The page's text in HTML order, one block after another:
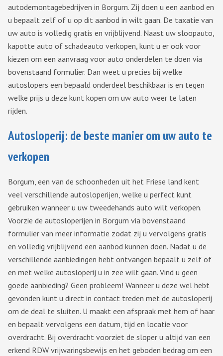
autodemontagebedrijven in Borgum. Zij doen u een aanbod en
u bepaalt zelf of u op dit aanbod in wilt gaan. De taxatie van
uw auto is volledig gratis en vrijblijvend. Naast uw sloopauto,
kapotte auto of schadeauto verkopen, kunt u er ook voor
kiezen om een aanvraag voor auto onderdelen te doen via
bovenstaand formulier. Dan weet u precies bij welke
autoslopers een bepaald onderdeel beschikbaar is en tegen
welke prijs u deze kunt kopen om uw auto weer te laten
rijden.
Autosloperij: de beste manier om uw auto te
verkopen
Borgum, een van de schoonheden uit het Friese land kent
veel verschillende autosloperijen, welke u perfect kunt
gebruiken wanneer u uw tweedehands auto wilt verkopen.
Voorzie de autosloperijen in Borgum via bovenstaand
formulier van meer informatie zodat zij u vervolgens gratis
en volledig vrijblijvend een aanbod kunnen doen. Nadat u de
verschillende aanbiedingen hebt ontvangen bepaalt u zelf of
en met welke autosloperij u in zee wilt gaan. Vind u geen
goede aanbieding? Geen probleem! Wanneer u deze wel hebt
gevonden kunt u direct in contact treden met de autosloperij
om de deal te sluiten. U maakt een afspraak met hem of haar
en bepaalt vervolgens een datum, tijd en locatie voor
overdracht. Bij overdracht voorziet de sloper u altijd van een
erkend RDW vrijwaringsbewijs en het geboden bedrag om een